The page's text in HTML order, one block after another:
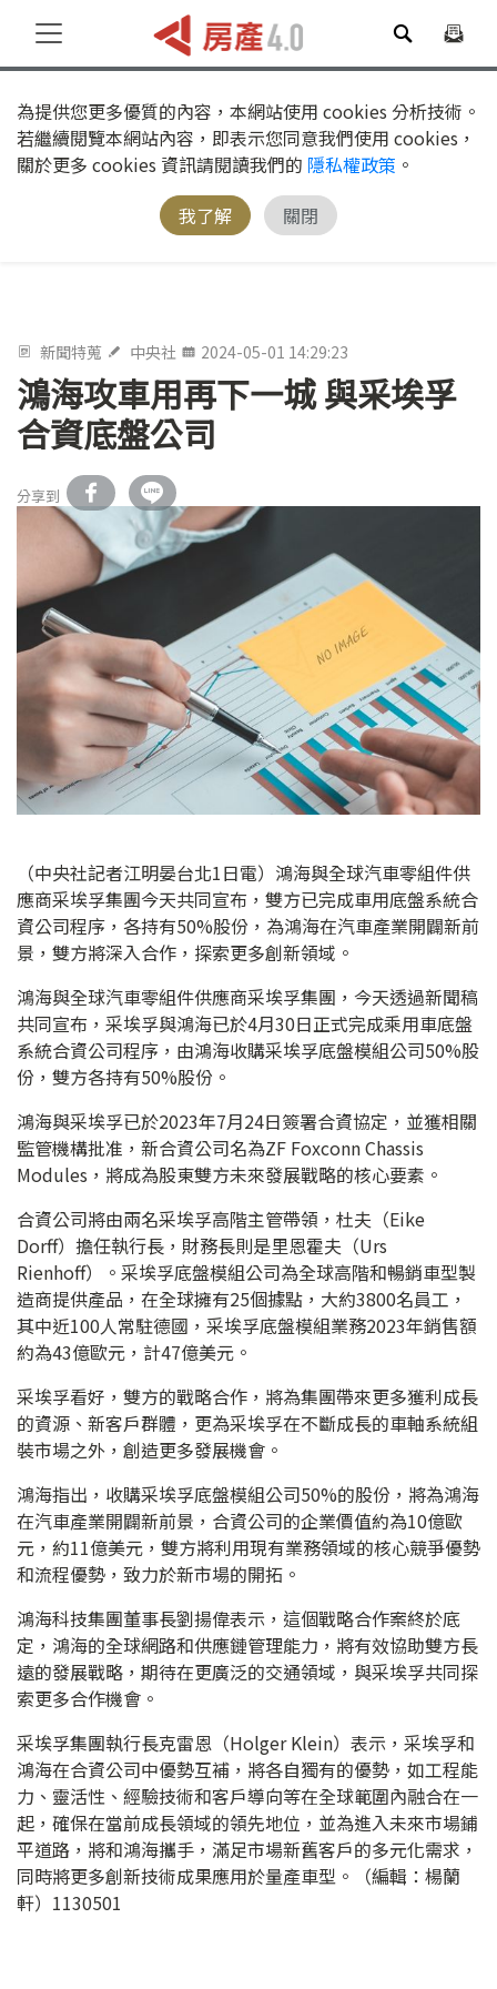
為提供您更多優質的內容，本網站使用 cookies 分析技術。
若繼續閱覽本網站內容，即表示您同意我們使用 cookies，
關於更多 cookies 資訊請閱讀我們的 隱私權政策 。
我了解
關閉
新聞特蒐 中央社 2024-05-01 14:29:23
鴻海攻車用再下一城 與采埃孚
合資底盤公司
分享到
（中央社記者江明晏台北1日電）鴻海與全球汽車零組件供
應商采埃孚集團今天共同宣布，雙方已完成車用底盤系統合
資公司程序，各持有50%股份，為鴻海在汽車產業開闢新前
景，雙方將深入合作，探索更多創新領域。
鴻海與全球汽車零組件供應商采埃孚集團，今天透過新聞稿
共同宣布，采埃孚與鴻海已於4月30日正式完成乘用車底盤
系統合資公司程序，由鴻海收購采埃孚底盤模組公司50%股
份，雙方各持有50%股份。
鴻海與采埃孚已於2023年7月24日簽署合資協定，並獲相關
監管機構批准，新合資公司名為ZF Foxconn Chassis
Modules，將成為股東雙方未來發展戰略的核心要素。
合資公司將由兩名采埃孚高階主管帶領，杜夫（Eike
Dorff）擔任執行長，財務長則是里恩霍夫（Urs
Rienhoff）。采埃孚底盤模組公司為全球高階和暢銷車型製
造商提供產品，在全球擁有25個據點，大約3800名員工，
其中近100人常駐德國，采埃孚底盤模組業務2023年銷售額
約為43億歐元，計47億美元。
采埃孚看好，雙方的戰略合作，將為集團帶來更多獲利成長
的資源、新客戶群體，更為采埃孚在不斷成長的車軸系統組
裝市場之外，創造更多發展機會。
鴻海指出，收購采埃孚底盤模組公司50%的股份，將為鴻海
在汽車產業開闢新前景，合資公司的企業價值約為10億歐
元，約11億美元，雙方將利用現有業務領域的核心競爭優勢
和流程優勢，致力於新市場的開拓。
鴻海科技集團董事長劉揚偉表示，這個戰略合作案終於底
定，鴻海的全球網路和供應鏈管理能力，將有效協助雙方長
遠的發展戰略，期待在更廣泛的交通領域，與采埃孚共同探
索更多合作機會。
采埃孚集團執行長克雷恩（Holger Klein）表示，采埃孚和
鴻海在合資公司中優勢互補，將各自獨有的優勢，如工程能
力、靈活性、經驗技術和客戶導向等在全球範圍內融合在一
起，確保在當前成長領域的領先地位，並為進入未來市場鋪
平道路，將和鴻海攜手，滿足市場新舊客戶的多元化需求，
同時將更多創新技術成果應用於量產車型。（編輯：楊蘭
軒）1130501